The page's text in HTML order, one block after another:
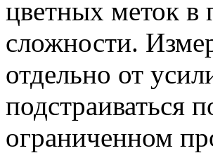
цветных меток в
сложности.
отдельно от
подстраиваться
ограниченном